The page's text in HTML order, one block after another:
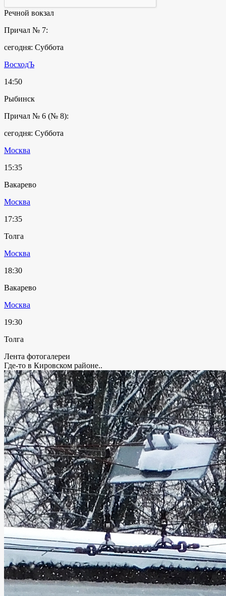
Речной вокзал
Причал № 7:
сегодня: Суббота
ВосходЪ
14:50
Рыбинск
Причал № 6 (№ 8):
сегодня: Суббота
Москва
15:35
Вакарево
Москва
17:35
Толга
Москва
18:30
Вакарево
Москва
19:30
Толга
Лента фотогалереи
Где-то в Кировском районе..